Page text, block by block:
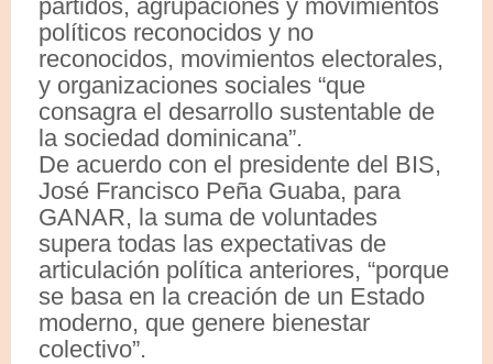
partidos, agrupaciones y movimientos
políticos reconocidos y no
reconocidos, movimientos electorales,
y organizaciones sociales “que
consagra el desarrollo sustentable de
la sociedad dominicana”.
De acuerdo con el presidente del BIS,
José Francisco Peña Guaba, para
GANAR, la suma de voluntades
supera todas las expectativas de
articulación política anteriores, “porque
se basa en la creación de un Estado
moderno, que genere bienestar
colectivo”.